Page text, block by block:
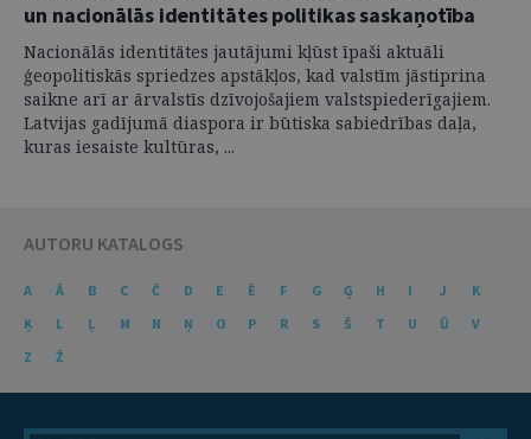
un nacionālās identitātes politikas saskaņotība
Nacionālās identitātes jautājumi kļūst īpaši aktuāli
ģeopolitiskās spriedzes apstākļos, kad valstīm jāstiprina
saikne arī ar ārvalstīs dzīvojošajiem valstspiederīgajiem.
Latvijas gadījumā diaspora ir būtiska sabiedrības daļa,
kuras iesaiste kultūras, ...
AUTORU KATALOGS
A Ā B C Č D E Ē F G Ģ H I J
K
Ķ
L Ļ M N Ņ O P R S Š T U Ū
V
Z
Ž